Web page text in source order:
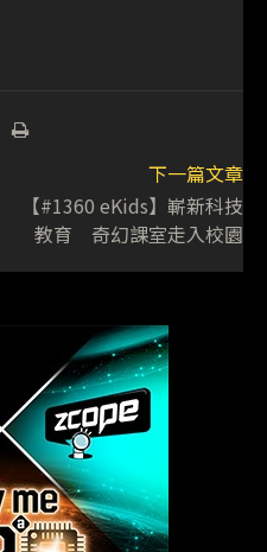
下一篇文章
【#1360 eKids】嶄新科技
教育 奇幻課室走入校園